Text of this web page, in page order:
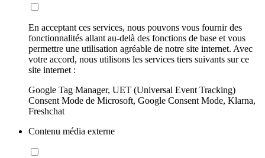
En acceptant ces services, nous pouvons vous fournir des
fonctionnalités allant au-delà des fonctions de base et vous
permettre une utilisation agréable de notre site internet. Avec
votre accord, nous utilisons les services tiers suivants sur ce
site internet :
Google Tag Manager, UET (Universal Event Tracking)
Consent Mode de Microsoft, Google Consent Mode, Klarna,
Freshchat
Contenu média externe